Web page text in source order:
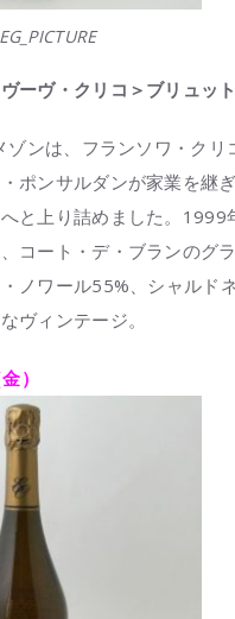
ヴーヴ・クリコ＞ブリ
ンは、フランソワ・ク
ポンサルダンが家業を継
と上り詰めました。
コート・デ・ブランのグ
ノワール55%、シャルド
ヴィンテージ。
金）